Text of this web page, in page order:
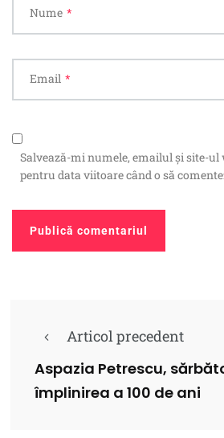
Nume *
Email *
Salvează-mi numele, emailul și site-ul
pentru data viitoare când o să
Articol precedent
Aspazia Petrescu,
împlinirea a 100 de ani